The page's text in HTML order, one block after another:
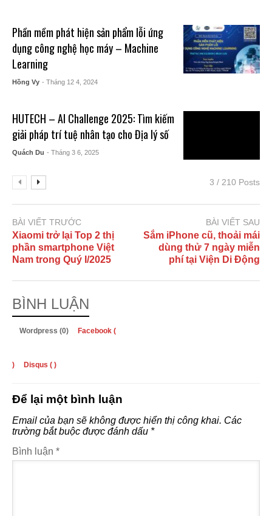
Phần mềm phát hiện sản phẩm lỗi ứng
dụng công nghệ học máy – Machine
Learning
Hồng Vy - Tháng 12 4, 2024
HUTECH – AI Challenge 2025: Tìm kiếm
giải pháp trí tuệ nhân tạo cho Địa lý số
Quách Du - Tháng 3 6, 2025
3 / 210 Posts
BÀI VIẾT TRƯỚC
Xiaomi trở lại Top 2 thị
phần smartphone Việt
Nam trong Quý I/2025
BÀI VIẾT SAU
Sắm iPhone cũ, thoải mái
dùng thử 7 ngày miễn
phí tại Viện Di Động
BÌNH LUẬN
Wordpress (0) Facebook (
) Disqus ( )
Để lại một bình luận
Email của bạn sẽ không được hiển thị công khai. Các
trường bắt buộc được đánh dấu *
Bình luận *